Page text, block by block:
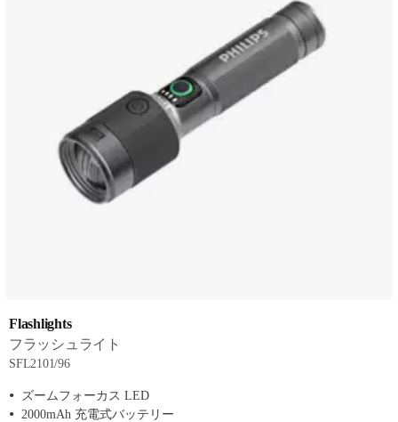
Flashlights
フラッシュライト
SFL2101/96
ズームフォーカス LED
2000mAh 充電式バッテリー